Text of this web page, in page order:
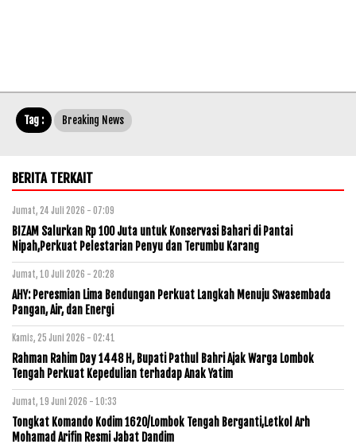
Tag : Breaking News
BERITA TERKAIT
Jumat, 24 Juli 2026 - 07:09
BIZAM Salurkan Rp 100 Juta untuk Konservasi Bahari di Pantai
Nipah,Perkuat Pelestarian Penyu dan Terumbu Karang
Jumat, 10 Juli 2026 - 20:28
AHY: Peresmian Lima Bendungan Perkuat Langkah Menuju Swasembada
Pangan, Air, dan Energi
Kamis, 25 Juni 2026 - 02:41
Rahman Rahim Day 1448 H, Bupati Pathul Bahri Ajak Warga Lombok
Tengah Perkuat Kepedulian terhadap Anak Yatim
Jumat, 19 Juni 2026 - 10:33
Tongkat Komando Kodim 1620/Lombok Tengah Berganti,Letkol Arh
Mohamad Arifin Resmi Jabat Dandim